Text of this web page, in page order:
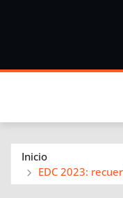
Inicio
EDC 2023: